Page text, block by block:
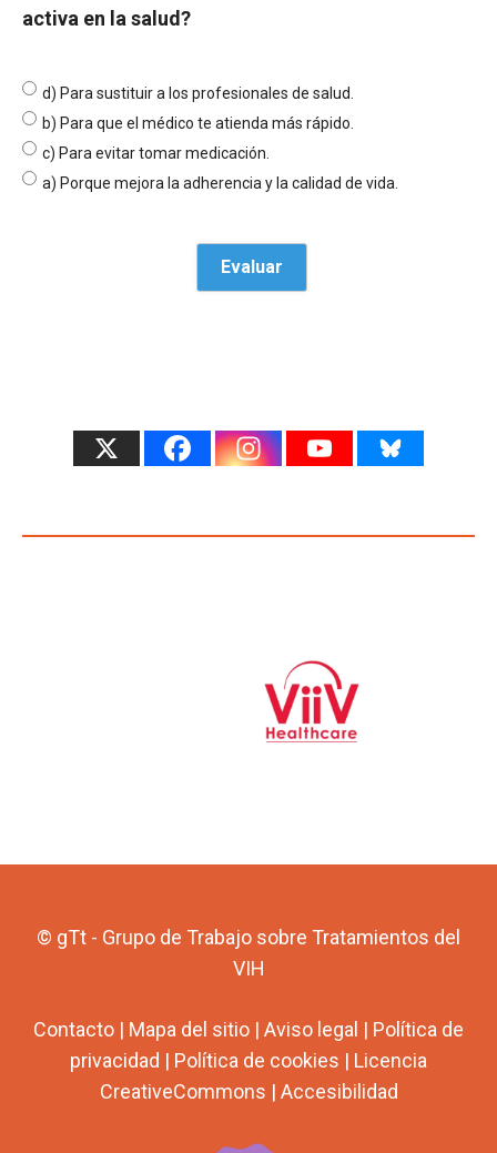
activa en la salud?
d) Para sustituir a los profesionales de salud.
b) Para que el médico te atienda más rápido.
c) Para evitar tomar medicación.
a) Porque mejora la adherencia y la calidad de vida.
© gTt - Grupo de Trabajo sobre Tratamientos del
VIH
Contacto | Mapa del sitio | Aviso legal | Política de
privacidad | Política de cookies | Licencia
CreativeCommons | Accesibilidad